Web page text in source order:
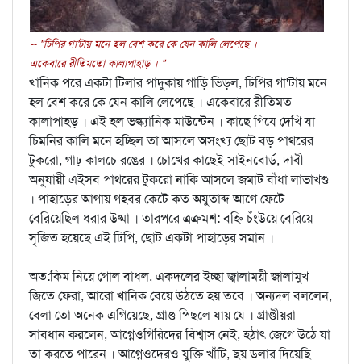
-- "ঢিপির গা'টায় মনে হল বেশ করে কে যেন কালি লেপেছে ।
একেবারে রীতিমতো কালাপাহাড় । "
খানিক পরে একটা টিলার পাদুকায় গাড়ি ভিড়ল, ঢিপির গা'টায় মনে
হল বেশ করে কে যেন কালি লেপেছে । একেবারে রীতিমত
কালাপাহড় । এই হল ভল্ক্যানিক মাউন্টেন । কাছে গিযে দেখি যা
চিমনির কালি মনে হচ্ছিল তা আসলে অসংখ্য ছোট বড় পাথরের
টুকরো, গাঢ় কালচে রঙের । চোখের কাছেই সাইনবোর্ড, দাবী
অনুযায়ী এইসব পাথরের টুকরো নাকি আসলে জমাট বাঁধা লাভাখণ্ড
। পাহাড়ের আগায় গহবর কেটে কত অযুতাব্দ আগে ফেটে
বেরিয়েছিল ধরার উষ্মা । তারপরে ত্রক্রমশ: বহ্নি চঁংউয়ে বেরিয়ে
সৃজিত হয়েছে এই ঢিপি, ছোট একটা পাহাড়ের সমান ।
অত:কিম নিয়ে গোল বাধল, একদলের ইচ্ছা জ্বালাময়ী জালামুখ
জিতে ফেরা, আরো খানিক বেয়ে উঠতে হয় তবে । অন্যদল বললেন,
বেলা তো অনেক এগিয়েছে, গ্রাণ্ড পিছলে যায় যে । গ্রাণ্ডীয়রা
সাবধান করলেন, আগ্নেওগিরিদের বিশ্বাস নেই, হঠাৎ জেগে উঠে যা
তা করতে পারেন । আগ্নেওদেরও যুক্তি খাঁটি, ছয় ডলার দিয়েছি